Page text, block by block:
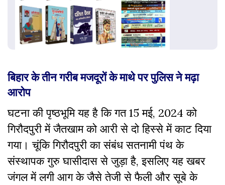
बिहार के तीन गरीब मजदूरों के माथे पर पुलिस ने मढ़ा
आरोप
घटना की पृष्ठभूमि यह है कि गत 15 मई, 2024 को
गिरौदपुरी में जैतखाम को आरी से दो हिस्से में काट दिया
गया। चूंकि गिरौदपुरी का संबंध सतनामी पंथ के
संस्थापक गुरु घासीदास से जुड़ा है, इसलिए यह खबर
जंगल में लगी आग के जैसे तेजी से फैली और सूबे के